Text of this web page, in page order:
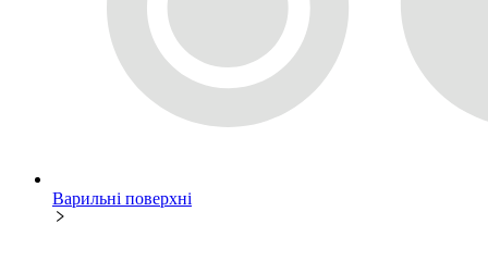
Варильні поверхні